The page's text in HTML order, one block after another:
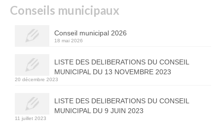
Conseils municipaux
Conseil municipal 2026
18 mai 2026
LISTE DES DELIBERATIONS DU CONSEIL
MUNICIPAL DU 13 NOVEMBRE 2023
20 décembre 2023
LISTE DES DELIBERATIONS DU CONSEIL
MUNICIPAL DU 9 JUIN 2023
11 juillet 2023